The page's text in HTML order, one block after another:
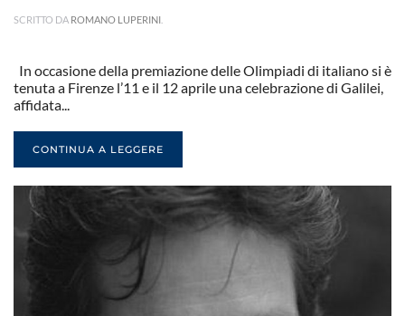
SCRITTO DA ROMANO LUPERINI
In occasione della premiazione delle Olimpiadi di italiano si è
tenuta a Firenze l’11 e il 12 aprile una celebrazione di Galilei,
affidata...
CONTINUA A LEGGERE